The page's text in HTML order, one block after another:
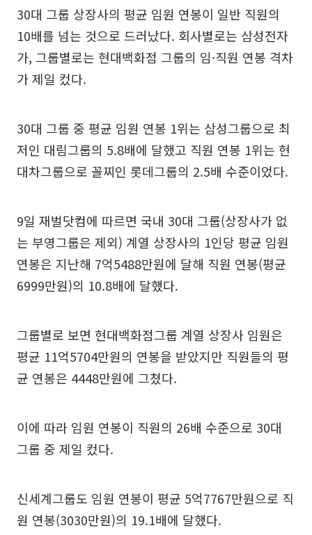
30대 그룹 상장사의 평균 임원 연봉이 일반 직원의
10배를 넘는 것으로 드러났다. 회사별로는 삼성전자
가, 그룹별로는 현대백화점 그룹의 임·직원 연봉 격차
가 제일 컸다.
30대 그룹 중 평균 임원 연봉 1위는 삼성그룹으로 최
저인 대림그룹의 5.8배에 달했고 직원 연봉 1위는 현
대차그룹으로 꼴찌인 롯데그룹의 2.5배 수준이었다.
9일 재벌닷컴에 따르면 국내 30대 그룹(상장사가 없
는 부영그룹은 제외) 계열 상장사의 1인당 평균 임원
연봉은 지난해 7억5488만원에 달해 직원 연봉(평균
6999만원)의 10.8배에 달했다.
그룹별로 보면 현대백화점그룹 계열 상장사 임원은
평균 11억5704만원의 연봉을 받았지만 직원들의 평
균 연봉은 4448만원에 그쳤다.
이에 따라 임원 연봉이 직원의 26배 수준으로 30대
그룹 중 제일 컸다.
신세계그룹도 임원 연봉이 평균 5억7767만원으로 직
원 연봉(3030만원)의 19.1배에 달했다.